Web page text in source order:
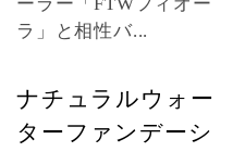
ラ」と相性バ...
ナチュラルウォー
ターファンデーシ